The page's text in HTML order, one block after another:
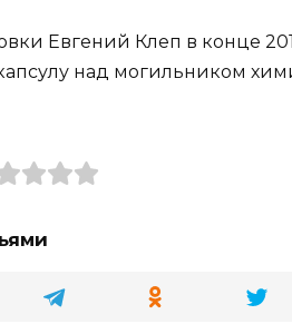
Евгений Клеп в конце
над могильником